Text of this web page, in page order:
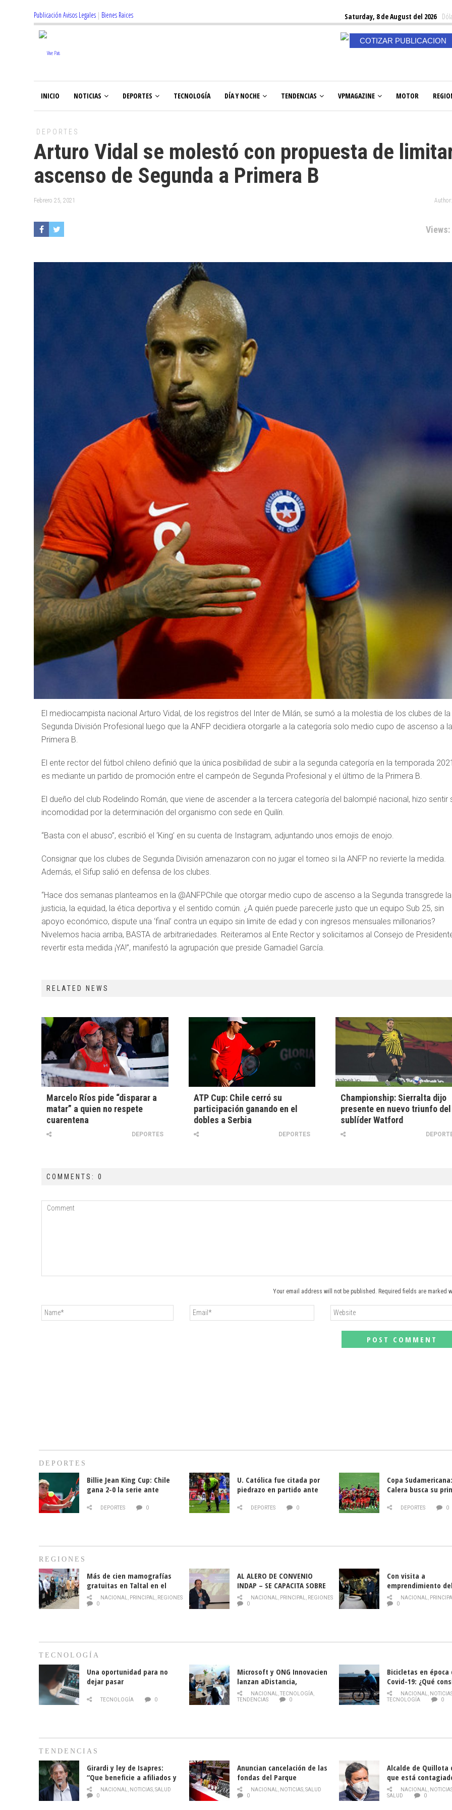
Publicación Avisos Legales | Bienes Raices Saturday, 8 de August del 2026
COTIZAR PUBLICACION
INICIO NOTICIAS DEPORTES TECNOLOGÍA DÍA Y NOCHE TENDENCIAS VPMAGAZINE MOTOR
DEPORTES
Arturo Vidal se molestó con propuesta de
ascenso de Segunda a Primera B
Febrero 25, 2021
Views:
El mediocampista nacional Arturo Vidal, de los registros del Inter de Milán, se sumó a la molestia de los clubes de la
Segunda División Profesional luego que la ANFP decidiera otorgarle a la categoría solo medio cupo de ascenso a la
Primera B.
El ente rector del fútbol chileno definió que la única posibilidad de subir a la segunda categoría en la temporada 2021
es mediante un partido de promoción entre el campeón de Segunda Profesional y el último de la Primera B.
El dueño del club Rodelindo Román, que viene de ascender a la tercera categoría del balompié nacional, hizo sentir
incomodidad por la determinación del organismo con sede en Quilín.
“Basta con el abuso”, escribió el ‘King’ en su cuenta de Instagram, adjuntando unos emojis de enojo.
Consignar que los clubes de Segunda División amenazaron con no jugar el torneo si la ANFP no revierte la medida.
Además, el Sifup salió en defensa de los clubes.
“Hace dos semanas planteamos en la @ANFPChile que otorgar medio cupo de ascenso a la Segunda transgrede la
justicia, la equidad, la ética deportiva y el sentido común. ¿A quién puede parecerle justo que un equipo Sub 25, sin
apoyo económico, dispute una ‘final’ contra un equipo sin limite de edad y con ingresos mensuales millonarios?
Nivelemos hacia arriba, BASTA de arbitrariedades. Reiteramos al Ente Rector y solicitamos al Consejo de
revertir esta medida ¡YA!”, manifestó la agrupación que preside Gamadiel García.
RELATED NEWS
Marcelo Ríos pide “disparar a
matar” a quien no respete
cuarentena
DEPORTES
ATP Cup: Chile cerró su
participación ganando en el
dobles a Serbia
DEPORTES
Championship: Sierralta dijo
presente en nuevo triunfo del
sublíder Watford
COMMENTS: 0
Your email address will not be published. Required fields are marked
DEPORTES
Billie Jean King Cup: Chile
gana 2-0 la serie ante
DEPORTES 0
U. Católica fue citada por
piedrazo en partido ante
DEPORTES 0
Copa
Calera busca su
DEPORTES 0
REGIONES
Más de cien mamografías
gratuitas en Taltal en el
mes de la prevención del
cáncer de mama
NACIONAL, PRINCIPAL, REGIONES
0
AL ALERO DE CONVENIO
INDAP – SE CAPACITA SOBRE
PLAGA DROSOPHILA SUZUKII
NACIONAL, PRINCIPAL, REGIONES
0
Con visita a
emprendimiento
y llamado al
historia campesina
NACIONAL,
0
TECNOLOGÍA
Una oportunidad para no
dejar pasar
TECNOLOGÍA 0
Microsoft y ONG Innovacien
lanzan aDistancia,
plataforma con cursos
gratuitos online sobre
NACIONAL,TECNOLOGÍA,
TENDENCIAS
0
Bicicletas en época
Covid-19: ¿Qué
momento de
NACIONAL,
TECNOLOGÍA
0
TENDENCIAS
Girardi y ley de Isapres:
“Que beneficie a afiliados y
no legalice el abuso”
NACIONAL, NOTICIAS,SALUD
0
Anuncian cancelación de las
fondas del Parque
O’Higgins debido al
coronavirus
NACIONAL, NOTICIAS,SALUD
0
Alcalde de Quillota
que está
COVID-19
NACIONAL,
SALUD
0